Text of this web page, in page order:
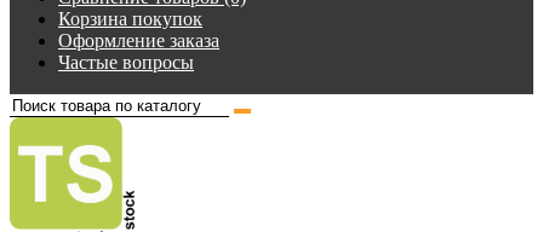
Корзина покупок
Оформление заказа
Частые вопросы